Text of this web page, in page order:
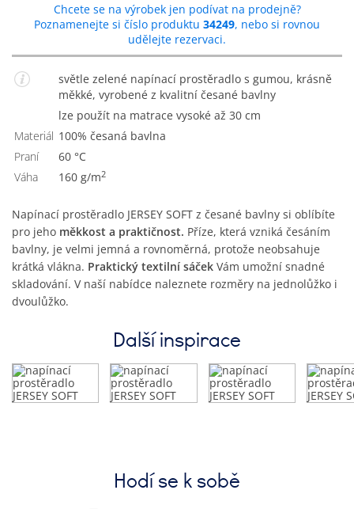
Chcete se na výrobek jen podívat na prodejně?
Poznamenejte si číslo produktu 34249, nebo si rovnou
udělejte rezervaci.
světle zelené napínací prostěradlo s gumou, krásně
měkké, vyrobené z kvalitní česané bavlny
lze použít na matrace vysoké až 30 cm
Materiál
100% česaná bavlna
Praní
60 °C
Váha
160 g/m2
Napínací prostěradlo JERSEY SOFT z česané bavlny si oblíbíte
pro jeho měkkost a praktičnost. Příze, která vzniká česáním
bavlny, je velmi jemná a rovnoměrná, protože neobsahuje
krátká vlákna. Praktický textilní sáček Vám umožní snadné
skladování. V naší nabídce naleznete rozměry na jednolůžko i
dvoulůžko.
Další inspirace
Hodí se k sobě